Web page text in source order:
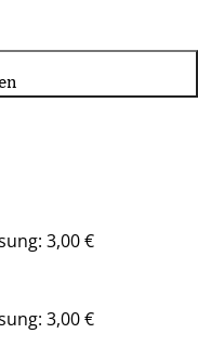
3,00 €
3,00 €